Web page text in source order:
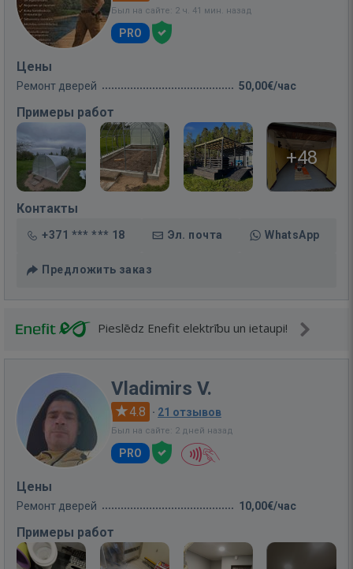
Был на сайте: 2 ч. 41 мин. назад
PRO
Цены
Ремонт дверей 50,00€/час
Примеры работ
+48
Контакты
+371 *** *** 18 Эл. почта WhatsApp
Предложить заказ
Pieslēdz Enefit elektrību un ietaupi!
Vladimirs V.
4.8 · 21 отзывов
Был на сайте: 2 дней назад
PRO
Цены
Ремонт дверей 10,00€/час
Примеры работ